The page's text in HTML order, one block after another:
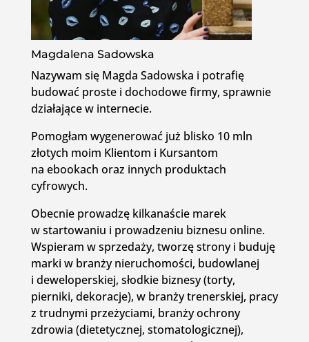
Magdalena Sadowska
Nazywam się Magda Sadowska i potrafię
budować proste i dochodowe firmy, sprawnie
działające w internecie.
Pomogłam wygenerować już blisko 10 mln
złotych moim Klientom i Kursantom
na ebookach oraz innych produktach
cyfrowych.
Obecnie prowadzę kilkanaście marek
w startowaniu i prowadzeniu biznesu online.
Wspieram w sprzedaży, tworzę strony i buduję
marki w branży nieruchomości, budowlanej
i deweloperskiej, słodkie biznesy (torty,
pierniki, dekoracje), w branży trenerskiej, pracy
z trudnymi przeżyciami, branży ochrony
zdrowia (dietetycznej, stomatologicznej),